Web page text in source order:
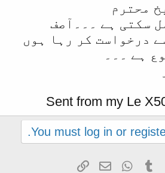
محترم
سکتی ہے ۔۔۔آصف
درخواست کر رہا ہوں
ہے ۔۔۔
Sent from my Le
You must log in or
Pinterest
Tumblr
WhatsApp
ای میل
Link